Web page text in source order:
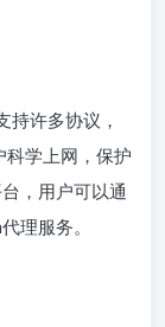
持许多协议，
学上网，保护
，用户可以通
理服务。